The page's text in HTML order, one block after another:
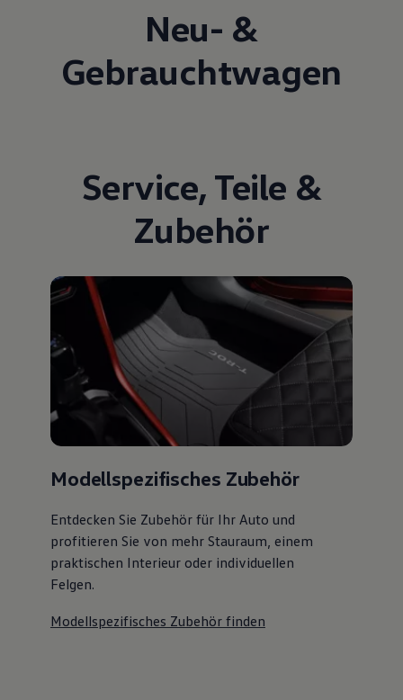
Neu- &
Gebrauchtwagen
Service, Teile &
Zubehör
Modellspezifisches Zubehör
Entdecken Sie Zubehör für Ihr Auto und
profitieren Sie von mehr Stauraum, einem
praktischen Interieur oder individuellen
Felgen.
Modellspezifisches Zubehör finden